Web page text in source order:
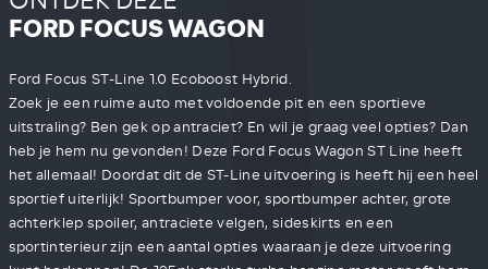
FORD FOCUS WAGON
Ford Focus ST-Line 1.0 Ecoboost Hybrid.
Zoek je een ruime auto met voldoende pit en een sportieve
uitstraling? Ben gek op antraciet? En wil je graag veel opties? Dan
heb je hem nu gevonden! Deze Ford Focus Wagon ST Line heeft
het allemaal! Doordat dit de ST-Line uitvoering is heeft hij een heel
sportief uiterlijk! Sportbumper voor, sportbumper achter, grote
achterklep spoiler, antraciete velgen, sideskirts en een
sportinterieur zijn een aantal opties waaraan je deze uitvoering